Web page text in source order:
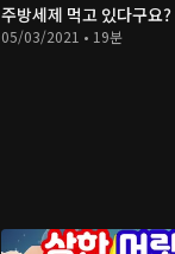
05/03/2021 • 19분